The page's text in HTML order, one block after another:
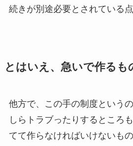
続きが別途必要とされている
とはいえ、急いで作るも
他方で、この手の制度という
しらトラブったりするところ
てて作らなければいけないも